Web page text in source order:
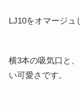
LJ10をオマージュ
横3本の吸気口と
い可愛さです。